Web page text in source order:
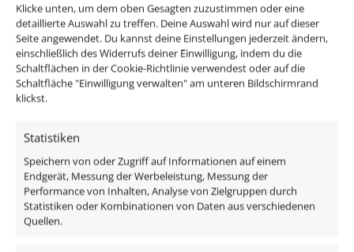
Klicke unten, um dem oben Gesagten zuzustimmen oder eine
detaillierte Auswahl zu treffen. Deine Auswahl wird nur auf dieser
Seite angewendet. Du kannst deine Einstellungen jederzeit ändern,
einschließlich des Widerrufs deiner Einwilligung, indem du die
Schaltflächen in der Cookie-Richtlinie verwendest oder auf die
Schaltfläche "Einwilligung verwalten" am unteren Bildschirmrand
klickst.
Statistiken
Speichern von oder Zugriff auf Informationen auf einem
Endgerät, Messung der Werbeleistung, Messung der
Performance von Inhalten, Analyse von Zielgruppen durch
Statistiken oder Kombinationen von Daten aus verschiedenen
Quellen.
Unsere Services
kostenloser Versand (DE)
Versand am selben Tag bis 12 Uhr (Mo-Fr)